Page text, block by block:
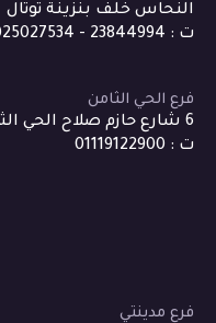
النحاس خلف بنزينة توتال
ت : 23844994 - 01025027534
فرع الحي الثامن
6 شارع حازم صلاح الحي الثامن منطقة 11 بلوك 11 مدينة نصر.
ت : 01119122900
فرع مدينتي